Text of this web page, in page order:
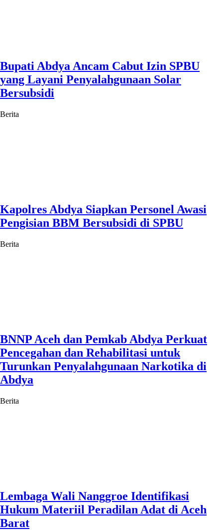
Bupati Abdya Ancam Cabut Izin SPBU
yang Layani Penyalahgunaan Solar
Bersubsidi
Berita
Kapolres Abdya Siapkan Personel Awasi
Pengisian BBM Bersubsidi di SPBU
Berita
BNNP Aceh dan Pemkab Abdya Perkuat
Pencegahan dan Rehabilitasi untuk
Turunkan Penyalahgunaan Narkotika di
Abdya
Berita
Lembaga Wali Nanggroe Identifikasi
Hukum Materiil Peradilan Adat di Aceh
Barat